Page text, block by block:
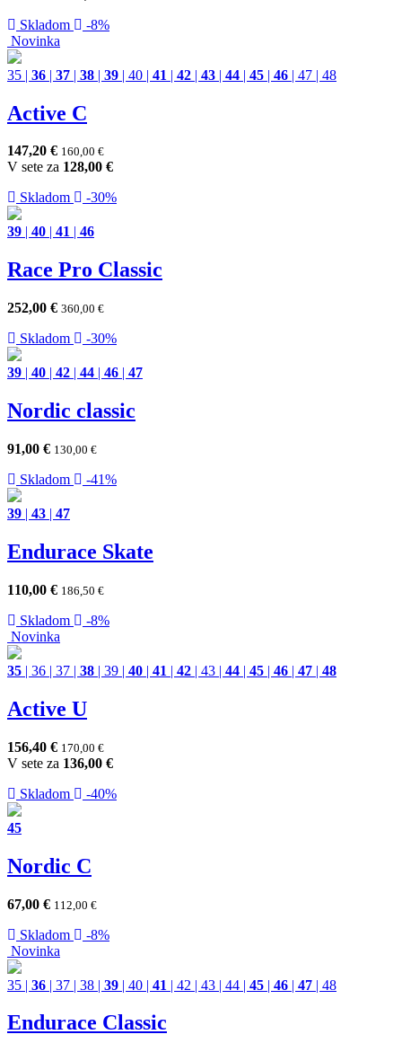
Skladom
-8%
Novinka
35 | 36 | 37 | 38 | 39 | 40 | 41 | 42 | 43 | 44 | 45 | 46 | 47 | 48
Active C
147,20 € 160,00 €
V sete za 128,00 €
Skladom
-30%
39 | 40 | 41 | 46
Race Pro Classic
252,00 € 360,00 €
Skladom -30%
39 | 40 | 42 | 44 | 46 | 47
Nordic classic
91,00 € 130,00 €
Skladom -41%
39 | 43 | 47
Endurace Skate
110,00 € 186,50 €
Skladom
-8%
Novinka
35 | 36 | 37 | 38 | 39 | 40 | 41 | 42 | 43 | 44 | 45 | 46 | 47 | 48
Active U
156,40 € 170,00 €
V sete za 136,00 €
Skladom
-40%
45
Nordic C
67,00 € 112,00 €
Skladom
-8%
Novinka
35 | 36 | 37 | 38 | 39 | 40 | 41 | 42 | 43 | 44 | 45 | 46 | 47 | 48
Endurace Classic